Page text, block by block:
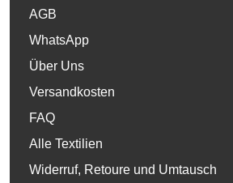
AGB
WhatsApp
Über Uns
Versandkosten
FAQ
Alle Textilien
Widerruf, Retoure und Umtausch